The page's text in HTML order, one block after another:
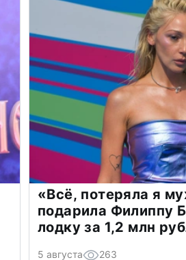
«Всё, потеряла я
подарила Филиппу
лодку за 1,2 млн
5 августа 263